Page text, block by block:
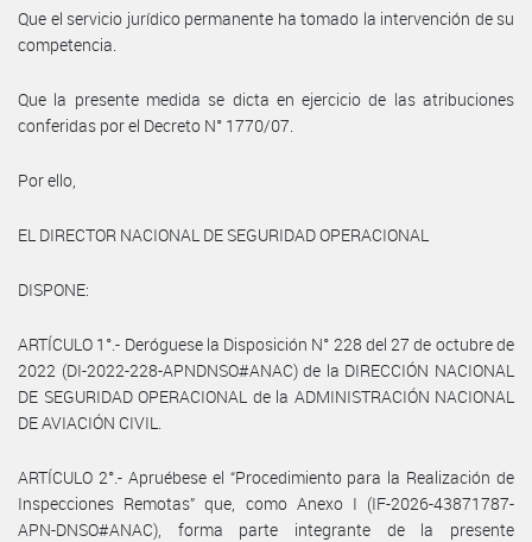
Que el servicio jurídico permanente ha tomado la intervención de su
competencia.
Que la presente medida se dicta en ejercicio de las atribuciones
conferidas por el Decreto N° 1770/07.
Por ello,
EL DIRECTOR NACIONAL DE SEGURIDAD OPERACIONAL
DISPONE:
ARTÍCULO 1°.- Deróguese la Disposición N° 228 del 27 de octubre de
2022 (DI-2022-228-APNDNSO#ANAC) de la DIRECCIÓN NACIONAL
DE SEGURIDAD OPERACIONAL de la ADMINISTRACIÓN NACIONAL
DE AVIACIÓN CIVIL.
ARTÍCULO 2°.- Apruébese el “Procedimiento para la Realización de
Inspecciones Remotas” que, como Anexo I (IF-2026-43871787-
APN-DNSO#ANAC), forma parte integrante de la presente